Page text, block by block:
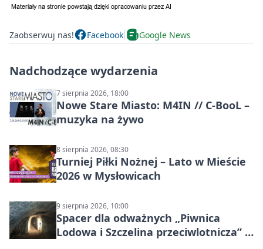
Zaobserwuj nas! Facebook Google News
Nadchodzące wydarzenia
7 sierpnia 2026, 18:00
Nowe Stare Miasto: M4IN // C-BooL –
muzyka na żywo
8 sierpnia 2026, 08:30
Turniej Piłki Nożnej – Lato w Mieście
2026 w Mysłowicach
9 sierpnia 2026, 10:00
Spacer dla odważnych „Piwnica
Lodowa i Szczelina przeciwlotnicza” –